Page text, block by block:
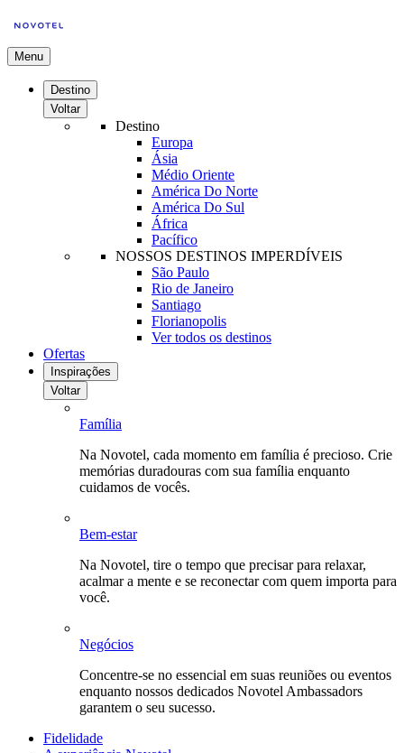
Menu
Destino
Voltar
Destino
Europa
Ásia
Médio Oriente
América Do Norte
América Do Sul
África
Pacífico
NOSSOS DESTINOS IMPERDÍVEIS
São Paulo
Rio de Janeiro
Santiago
Florianopolis
Ver todos os destinos
Ofertas
Inspirações
Voltar
Família
Na Novotel, cada momento em família é precioso. Crie
memórias duradouras com sua família enquanto
cuidamos de vocês.
Bem-estar
Na Novotel, tire o tempo que precisar para relaxar,
acalmar a mente e se reconectar com quem importa para
você.
Negócios
Concentre-se no essencial em suas reuniões ou eventos
enquanto nossos dedicados Novotel Ambassadors
garantem o seu sucesso.
Fidelidade